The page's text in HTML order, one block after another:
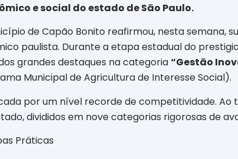
e social do estado de São Paulo.
de Capão Bonito reafirmou, nesta semana,
paulista. Durante a etapa estadual do
grandes destaques na categoria“Gestão
Municipal de Agricultura de Interesse Social).
por um nível recorde de competitividade. Ao
divididos em nove categorias rigorosas de
Práticas